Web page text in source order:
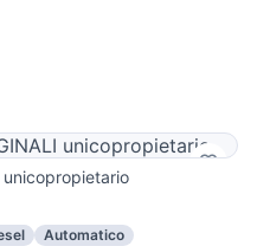
unicopropietario
Automatico